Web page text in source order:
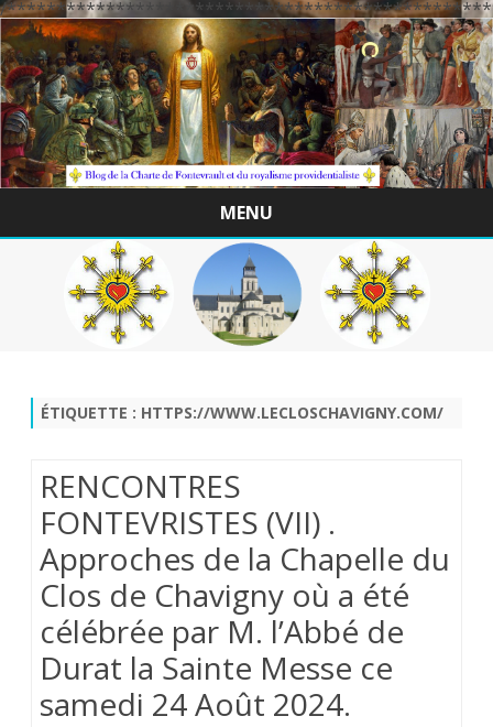
/
MENU
Skip
to
content
ÉTIQUETTE : HTTPS://WWW.LECLOSCHAVIGNY.COM/
RENCONTRES
FONTEVRISTES (VII) .
Approches de la Chapelle du
Clos de Chavigny où a été
célébrée par M. l’Abbé de
Durat la Sainte Messe ce
samedi 24 Août 2024.